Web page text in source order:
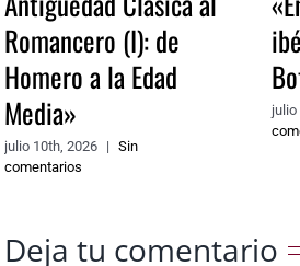
Romancero (I): de
Homero a la Edad
Media»
julio 10th, 2026 |
Sin
comentarios
julio
Deja tu comentario